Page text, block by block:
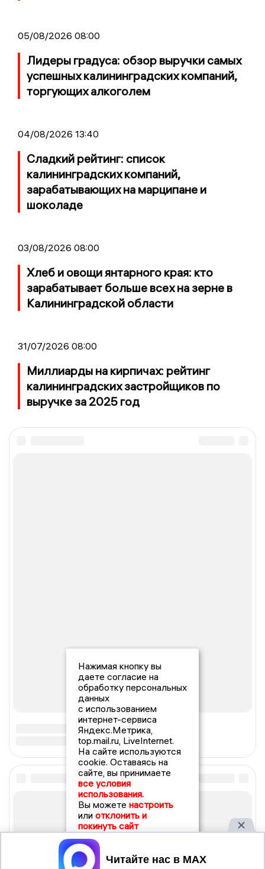
05/08/2026 08:00
Лидеры градуса: обзор выручки самых
успешных калининградских компаний,
торгующих алкоголем
04/08/2026 13:40
Сладкий рейтинг: список
калининградских компаний,
зарабатывающих на марципане и
шоколаде
03/08/2026 08:00
Хлеб и овощи янтарного края: кто
зарабатывает больше всех на зерне в
Калининградской области
31/07/2026 08:00
Миллиарды на кирпичах: рейтинг
калининградских застройщиков по
выручке за 2025 год
Нажимая кнопку вы
даете согласие на
обработку персональных
данных
с использованием
интернет-сервиса
Яндекс.Метрика,
top.mail.ru, LiveInternet.
На сайте используются
cookie. Оставаясь на
сайте, вы принимаете
все условия
использования.
Вы можете настроить
или отклонить и
покинуть сайт
Принять